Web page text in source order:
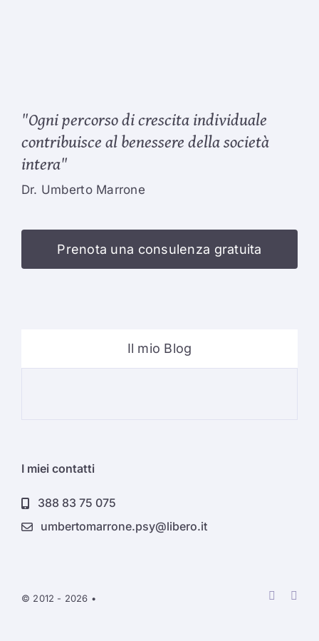
"Ogni percorso di crescita individuale
contribuisce al benessere della società
intera"
Dr. Umberto Marrone
Prenota una consulenza gratuita
Il mio Blog
I miei contatti
388 83 75 075
umbertomarrone.psy@libero.it
© 2012 - 2026 •